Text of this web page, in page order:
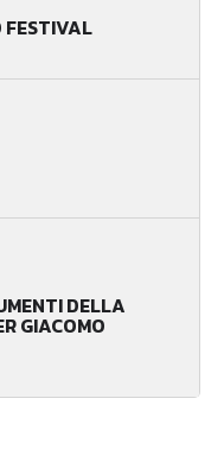
FESTIVAL
DELLA
GIACOMO